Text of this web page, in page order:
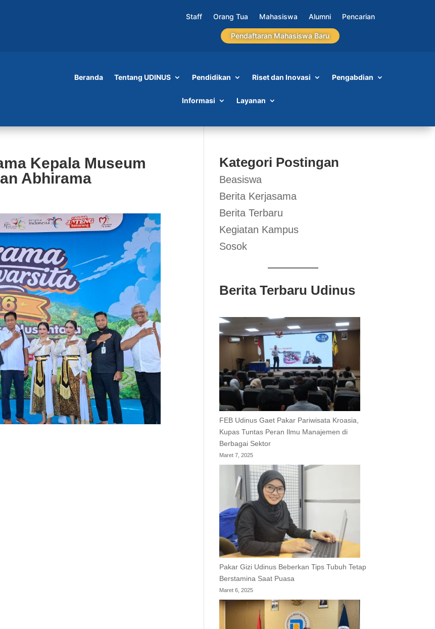
Staff Orang Tua Mahasiswa Alumni Pencarian
Pendaftaran Mahasiswa Baru
Beranda Tentang UDINUS Pendidikan Riset dan Inovasi Pengabdian
Informasi Layanan
Kepala Museum
Abhirama
Kategori Postingan
Beasiswa
Berita Kerjasama
Berita Terbaru
Kegiatan Kampus
Sosok
Berita Terbaru Udinus
FEB Udinus Gaet Pakar Pariwisata Kroasia,
Kupas Tuntas Peran Ilmu Manajemen di
Berbagai Sektor
Maret 7, 2025
Pakar Gizi Udinus Beberkan Tips Tubuh Tetap
Berstamina Saat Puasa
Maret 6, 2025